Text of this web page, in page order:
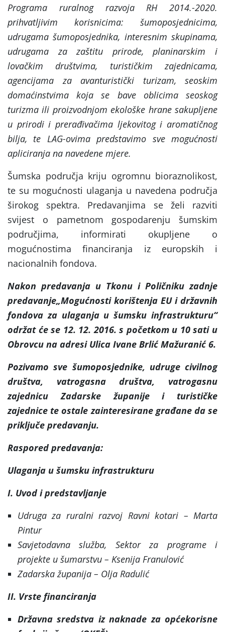
Programa ruralnog razvoja RH 2014.-2020.
prihvatljivim korisnicima: šumoposjednicima,
udrugama šumoposjednika, interesnim skupinama,
udrugama za zaštitu prirode, planinarskim i
lovačkim društvima, turističkim zajednicama,
agencijama za avanturistički turizam, seoskim
domaćinstvima koja se bave oblicima seoskog
turizma ili proizvodnjom ekološke hrane sakupljene
u prirodi i prerađivačima ljekovitog i aromatičnog
bilja, te LAG-ovima predstavimo sve mogućnosti
apliciranja na navedene mjere.
Šumska područja kriju ogromnu bioraznolikost,
te su mogućnosti ulaganja u navedena područja
širokog spektra. Predavanjima se želi razviti
svijest o pametnom gospodarenju šumskim
područjima, informirati okupljene o
mogućnostima financiranja iz europskih i
nacionalnih fondova.
Nakon predavanja u Tkonu i Poličniku zadnje
predavanje„Mogućnosti korištenja EU i državnih
fondova za ulaganja u šumsku infrastrukturu“
održat će se 12. 12. 2016. s početkom u 10 sati u
Obrovcu na adresi Ulica Ivane Brlić Mažuranić 6.
Pozivamo sve šumoposjednike, udruge civilnog
društva,
vatrogasna društva, vatrogasnu
zajednicu Zadarske županije i turističke
zajednice te ostale zainteresirane građane da se
priključe predavanju.
Raspored predavanja:
Ulaganja u šumsku infrastrukturu
I. Uvod i predstavljanje
Udruga za ruralni razvoj Ravni kotari – Marta
Pintur
Savjetodavna služba, Sektor za programe i
projekte u šumarstvu – Ksenija Franulović
Zadarska županija – Olja Radulić
II. Vrste financiranja
Državna sredstva iz naknade za općekorisne